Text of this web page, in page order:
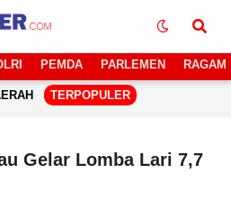
PEMDA PARLEMEN RAGAM
TERPOPULER
Gelar Lomba Lari 7,7